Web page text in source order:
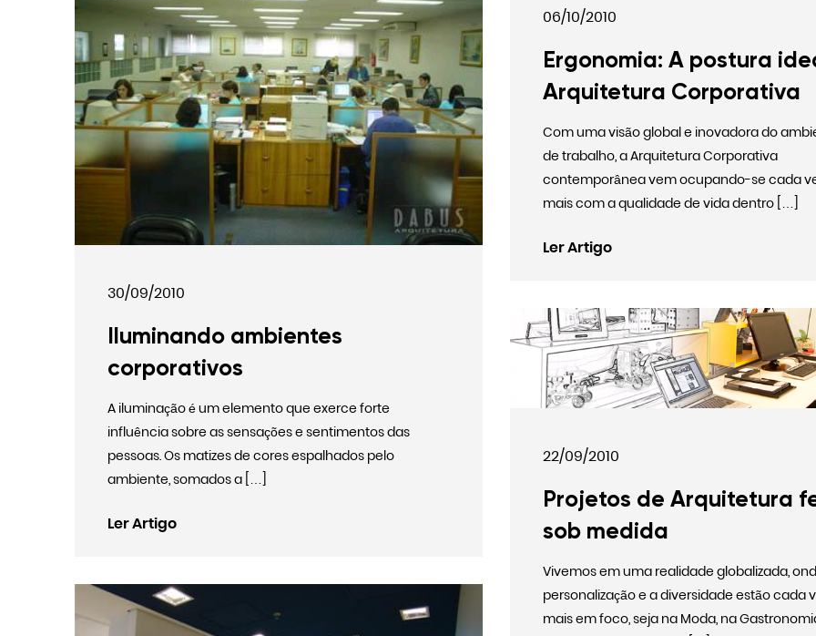
06/10/2010
Ergonomia: A postura
Arquitetura Corporativa
Com uma visão global e inovadora do
de trabalho, a Arquitetura Corporativa
contemporânea vem ocupando-se cada
mais com a qualidade de vida dentro […]
Ler Artigo
30/09/2010
Iluminando ambientes
corporativos
A iluminação é um elemento que exerce forte
influência sobre as sensações e sentimentos das
pessoas. Os matizes de cores espalhados pelo
ambiente, somados a […]
Ler Artigo
22/09/2010
Projetos de Arquitetura
sob medida
Vivemos em uma realidade globalizada,
personalização e a diversidade estão cada
mais em foco, seja na Moda, na